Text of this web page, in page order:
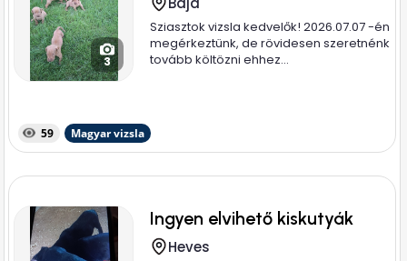
3
Sziasztok vizsla kedvelők! 2026.07.07 -én
megérkeztünk, de rövidesen szeretnénk
tovább költözni ehhez...
59 Magyar vizsla
Ingyen elvihető kiskutyák
Heves